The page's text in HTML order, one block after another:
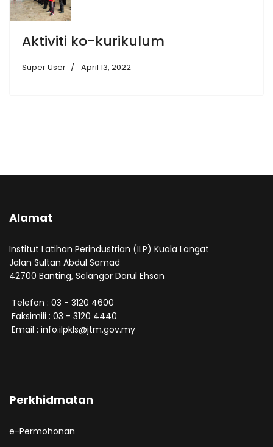
Aktiviti ko-kurikulum
Super User April 13, 2022
Alamat
Institut Latihan Perindustrian (ILP) Kuala Langat
Jalan Sultan Abdul Samad
42700 Banting, Selangor Darul Ehsan
Telefon : 03 - 3120 4600
Faksimili : 03 - 3120 4440
Email : info.ilpkls@jtm.gov.my
Perkhidmatan
e-Permohonan